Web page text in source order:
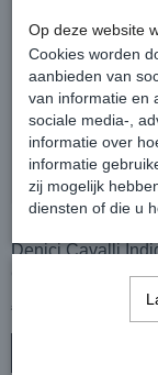
Denici Cavalli
€ 89,95
Op deze website
Cookies worden
aanbieden van
van informatie en
sociale media-,
informatie over
informatie
zij mogelijk
diensten of die u